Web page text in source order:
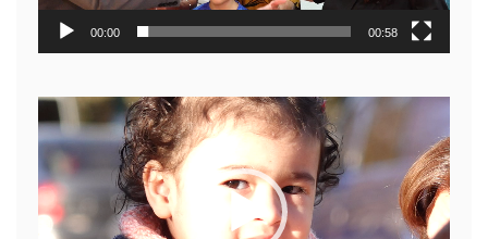
00:00 00:58
Reproductor
de
video